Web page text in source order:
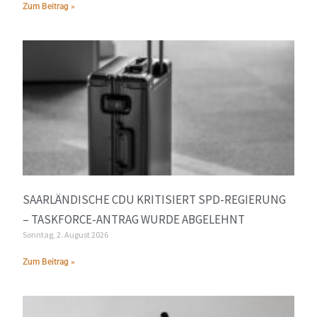
Zum Beitrag »
SAARLÄNDISCHE CDU KRITISIERT SPD-REGIERUNG
– TASKFORCE-ANTRAG WURDE ABGELEHNT
Sonntag, 2. August 2026
Zum Beitrag »